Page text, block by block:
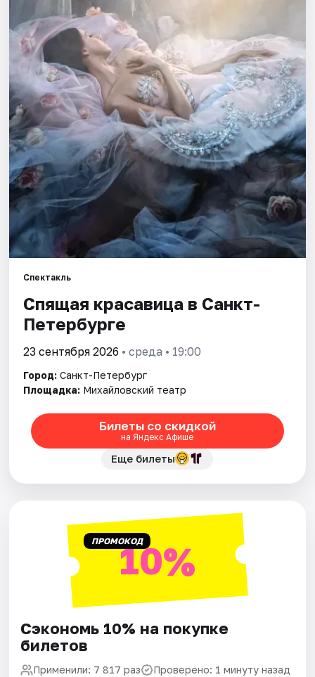
Города
Площадки
Артисты
Рейтинги
Спектакль
Спящая красавица в Санкт-
Петербурге
23 сентября 2026 • среда • 19:00
Город: Санкт-Петербург
Площадка: Михайловский театр
Билеты со скидкой
на Яндекс Афише
Еще билеты
ПРОМОКОД10%
Сэкономь 10% на покупке
билетов
Применили: 7 817 раз Проверено: 1 минуту назад